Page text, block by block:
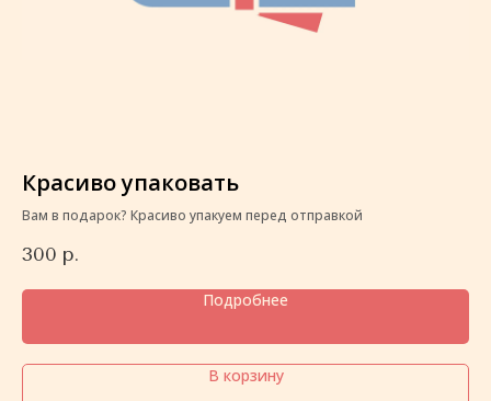
Красиво упаковать
Вам в подарок? Красиво упакуем перед отправкой
300 р.
Подробнее
В корзину